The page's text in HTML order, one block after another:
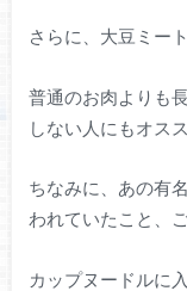
さらに、大豆ミー
普通のお肉よりも
しない人にもオス
ちなみに、あの有
われていたこと、
カップヌードルに